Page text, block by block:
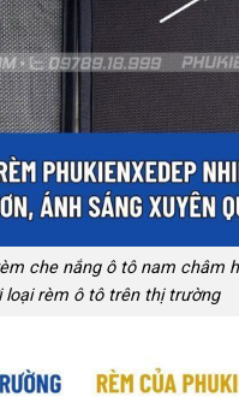
che nắng ô tô nam châm
loại rèm ô tô trên thị trường